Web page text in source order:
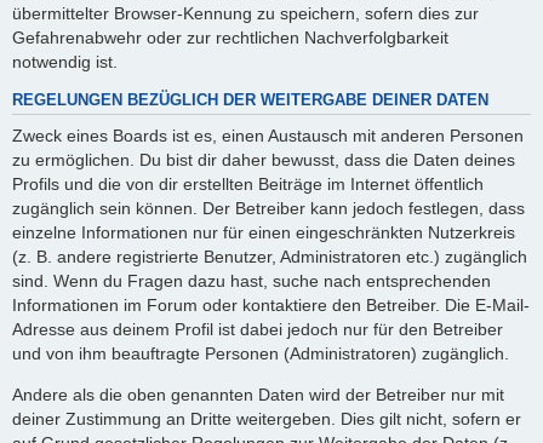
übermittelter Browser-Kennung zu speichern, sofern dies zur
Gefahrenabwehr oder zur rechtlichen Nachverfolgbarkeit
notwendig ist.
REGELUNGEN BEZÜGLICH DER WEITERGABE DEINER DATEN
Zweck eines Boards ist es, einen Austausch mit anderen Personen
zu ermöglichen. Du bist dir daher bewusst, dass die Daten deines
Profils und die von dir erstellten Beiträge im Internet öffentlich
zugänglich sein können. Der Betreiber kann jedoch festlegen, dass
einzelne Informationen nur für einen eingeschränkten Nutzerkreis
(z. B. andere registrierte Benutzer, Administratoren etc.) zugänglich
sind. Wenn du Fragen dazu hast, suche nach entsprechenden
Informationen im Forum oder kontaktiere den Betreiber. Die E-Mail-
Adresse aus deinem Profil ist dabei jedoch nur für den Betreiber
und von ihm beauftragte Personen (Administratoren) zugänglich.
Andere als die oben genannten Daten wird der Betreiber nur mit
deiner Zustimmung an Dritte weitergeben. Dies gilt nicht, sofern er